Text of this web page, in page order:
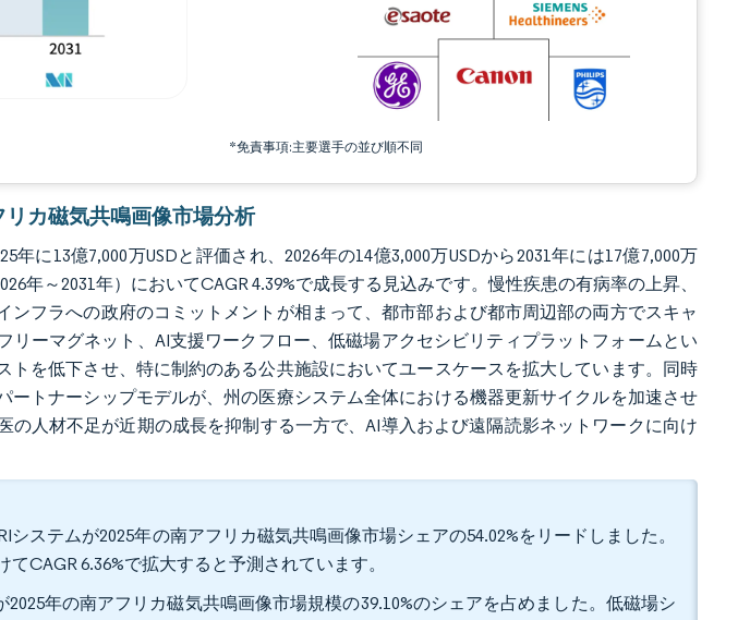
*免責事項:主要選手の並び順不同
カ磁気共鳴画像市場分析
に13億7,000万USDと評価され、2026年の14億3,000万USDから2031年には17億7,000万
年～2031年）においてCAGR 4.39%で成長する見込みです。慢性疾患の有病率の上昇、
ンフラへの政府のコミットメントが相まって、都市部および都市周辺部の両方でスキャ
リーマグネット、AI支援ワークフロー、低磁場アクセシビリティプラットフォームとい
トを低下させ、特に制約のある公共施設においてユースケースを拡大しています。同時
ートナーシップモデルが、州の医療システム全体における機器更新サイクルを加速させ
の人材不足が近期の成長を抑制する一方で、AI導入および遠隔読影ネットワークに向け
ステムが2025年の南アフリカ磁気共鳴画像市場シェアの54.02%をリードしました。
CAGR 6.36%で拡大すると予測されています。
年の南アフリカ磁気共鳴画像市場規模の39.10%のシェアを占めました。低磁場シ